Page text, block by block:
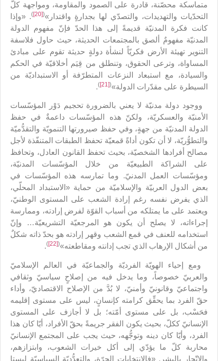
متماسكة محصّنة، قادرة على الصمود والمقاومة، ومواجهة كلّ
التحدّيات والتهديدات، والتصدّي لها بجدارةٍ واقتدار»(
[20]
). «وإذا
كانت فكرة المدنيّة قديمةً إلى هذا الحدّ فإنّ مفهوم الدولة
المدنيّة مفهومٌ ألصق بالمجتمعات الحديثة، حيث حاول فلاسفة
التنوير تهيئة الأرض فكريّاً لنشأة دولةٍ حديثة تقوم على مبادئ
المساواة، وترعى الحقوق، وتنطلق من قِيَم أخلاقيّة في الحكم
والسيادة، مع استبعاد النزعات المتطرّفة أو الاستبداديّة من
السيطرة على مقدّرات الدولة»(
[21]
)
.
ووجود دولة مدنيّة لا يعني بالضرورة تحجيم دَوْر المؤسّسات
الأمنيّة والعسكريّة، ولكنّ هذه المؤسّسات داعمةٌ في حفظ
الدولة المدنيّة من جهةٍ، وفي حفظ صيرورتها التنمويّة والتقدُّميّة
والتطوُّريّة، لا أن تكون أداةً قمعيّة تحفظ الطبقات المتنفّذة لأجل
مصالح أفرادها الشخصيّة، بحيث تحفظ القانون العادل، وتحافظ
على الشراكة الطبيعيّة من خلال المؤسّسات المدنيّة،
ومؤسّسات العمل المدنيّ. وما تمارسه هذه المؤسّسات في
بعض الدول العربيّة والإسلاميّة من حماية «الاستبداد المحلّي،
الذي يفرض نفسه رغم إرادة الشعب على المستوى الوطنيّ،
ويعتمد على ما يمتلكه من أسباب القوّة لفرض إرادته، وممارسة
إجراءاته، لا يصلح أن يكون هو المرجعيّة التشريعيّة… وإنّ
استخدامه للعنف في قمع الشعب وقهر إرادته هو بحدّ ذاته شكلٌ
من أشكال الإرهاب الذي تجب إدانته ومقاطعته»(
[22]
)
.
ومع إحياء الهويّة الفرديّة والجماعيّة في العالم الإسلاميّ
والعربيّ خصوصاً، وما يدخل فيه من إصلاحٍ سياسيّ وثقافي
واجتماعيّ وقانونيّ وأمنيّ، لا بُدَّ من الإصلاح الاقتصاديّ، وأداء
حقّ الفرد بما يحقِّق كرامته كإنسانٍ، ليس على مستوى إقليمه
فحَسْب، بل على مستوى أمّته؛ بل لا أجازف على المستوى
الإنسانيّ ككلّ، بحيث يكون الفقر جريمةً بحقّ الأفراد، أيّا كان هذا
الفرد، وأيّا كان دينه وتوجُّهه، حيث يجب على المجتمع الإنسانيّ
محاربة كلّ ما يؤدّي إلى أكل خيرات الشعوب، وابتزازهم،
والاتّجار بالبشر. «فالانتخابات الحرّة، والتعدُّديّة السياسيّة ليستا